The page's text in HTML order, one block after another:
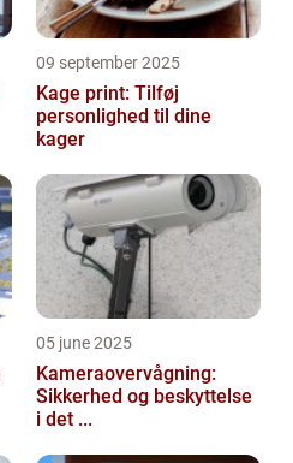
09 september 2025
Kage print: Tilføj
personlighed til dine
kager
05 june 2025
Kameraovervågning:
Sikkerhed og beskyttelse
i det ...